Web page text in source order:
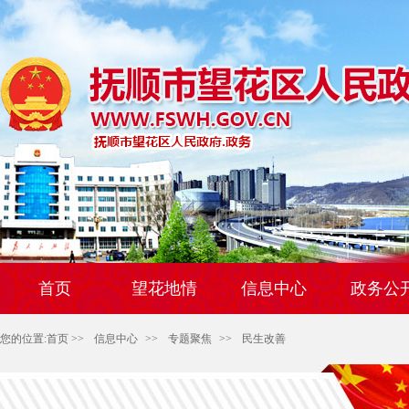
首页 望花地情 信息中心 政务公
您的位置:首页 >> 信息中心 >> 专题聚焦 >> 民生改善